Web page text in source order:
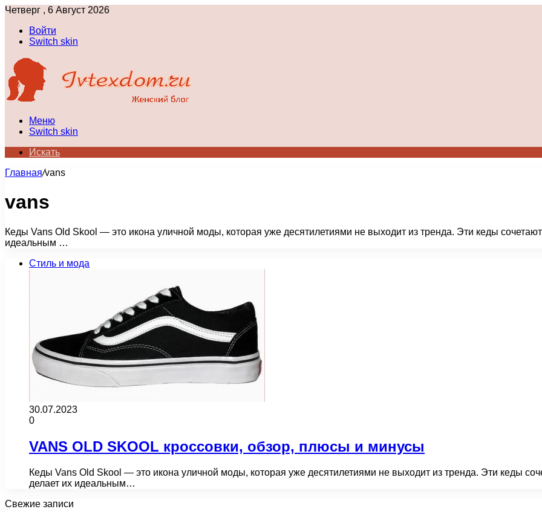
Четверг , 6 Август 2026
Войти
Switch skin
Меню
Switch skin
Искать
Главная/vans
vans
Кеды Vans Old Skool — это икона уличной моды, которая уже десятилетиями не выходит из тренда. Эти кеды
идеальным …
Стиль и мода
30.07.2023
0
VANS OLD SKOOL кроссовки, обзор, плюсы и минусы
Кеды Vans Old Skool — это икона уличной моды, которая уже десятилетиями не выходит из тренда. Эти кеды
делает их идеальным…
Свежие записи